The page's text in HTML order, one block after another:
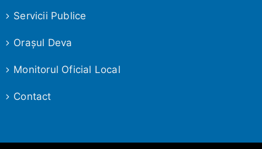
Servicii Publice
Oraşul Deva
Monitorul Oficial Local
Contact